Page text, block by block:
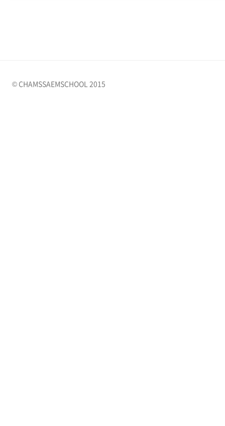
© CHAMSSAEMSCHOOL 2015